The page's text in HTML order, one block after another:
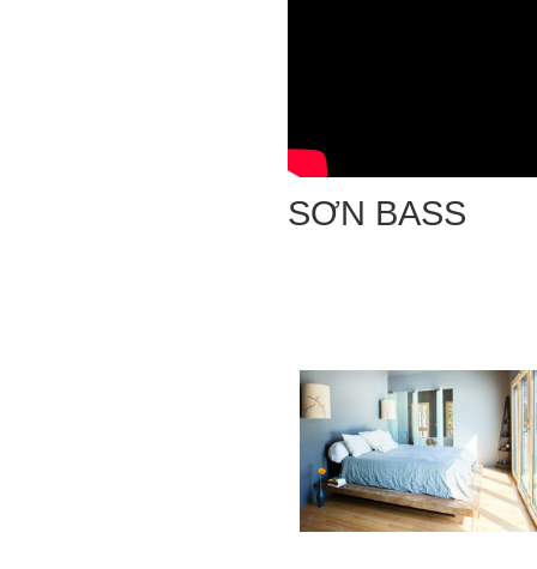
SƠN BASS